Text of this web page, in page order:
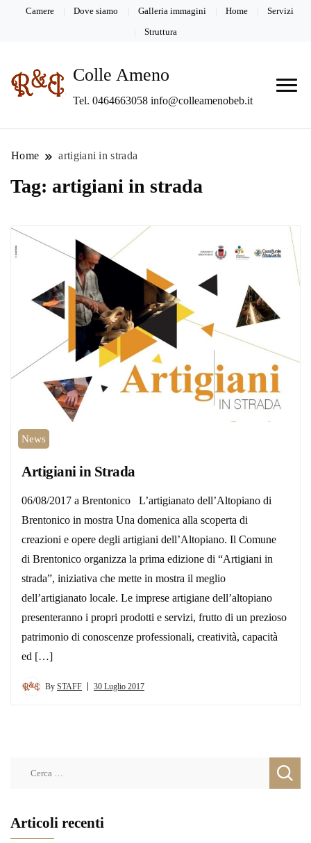
Camere Dove siamo Galleria immagini Home Servizi
Struttura
Colle Ameno
Tel. 0464663058 info@colleamenobeb.it
Home artigiani in strada
Tag: artigiani in strada
News
Artigiani in Strada
06/08/2017 a Brentonico L’artigianato dell’Altopiano di
Brentonico in mostra Una domenica alla scoperta di
creazioni e opere degli artigiani dell’Altopiano. Il Comune
di Brentonico organizza la prima edizione di “Artigiani in
strada”, iniziativa che mette in mostra il meglio
dell’artigianato locale. Le imprese artigiane dell’altopiano
presenteranno i propri prodotti e servizi, frutto di un prezioso
patrimonio di conoscenze professionali, creatività, capacità
ed […]
By STAFF 30 Luglio 2017
Articoli recenti